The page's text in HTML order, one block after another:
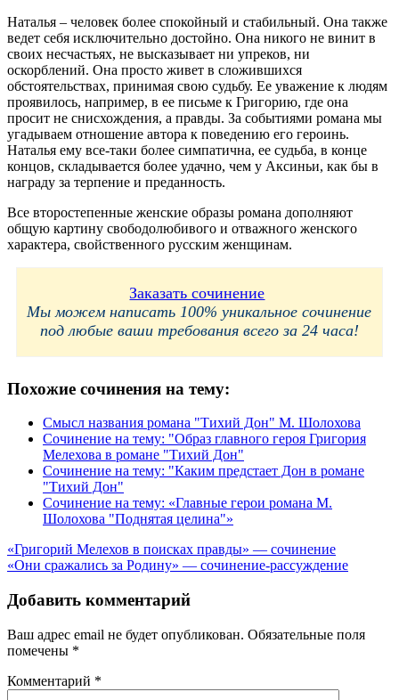
Наталья – человек более спокойный и стабильный. Она также
ведет себя исключительно достойно. Она никого не винит в
своих несчастьях, не высказывает ни упреков, ни
оскорблений. Она просто живет в сложившихся
обстоятельствах, принимая свою судьбу. Ее уважение к людям
проявилось, например, в ее письме к Григорию, где она
просит не снисхождения, а правды. За событиями романа мы
угадываем отношение автора к поведению его героинь.
Наталья ему все-таки более симпатична, ее судьба, в конце
концов, складывается более удачно, чем у Аксиньи, как бы в
награду за терпение и преданность.
Все второстепенные женские образы романа дополняют
общую картину свободолюбивого и отважного женского
характера, свойственного русским женщинам.
Заказать сочинение
Мы можем написать 100% уникальное сочинение
под любые ваши требования всего за 24 часа!
Похожие сочинения на тему:
Смысл названия романа "Тихий Дон" М. Шолохова
Сочинение на тему: "Образ главного героя Григория
Мелехова в романе "Тихий Дон"
Сочинение на тему: "Каким предстает Дон в романе
"Тихий Дон"
Сочинение на тему: «Главные герои романа М.
Шолохова "Поднятая целина"»
Навигация
по
записям
«Григорий Мелехов в поисках правды» — сочинение
«Они сражались за Родину» — сочинение-рассуждение
Добавить комментарий
Ваш адрес email не будет опубликован. Обязательные поля
помечены *
Комментарий *